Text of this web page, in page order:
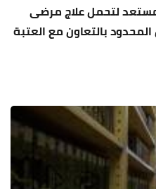
لتحمل علاج مرضى
بالتعاون مع العتبة